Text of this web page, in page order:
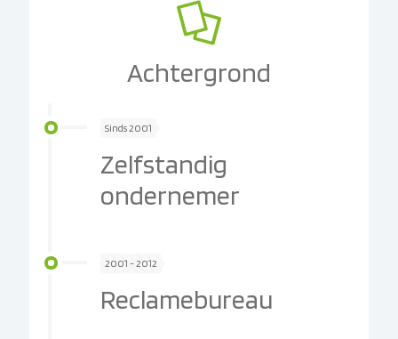
Achtergrond
Sinds 2001
Zelfstandig
ondernemer
2001 - 2012
Reclamebureau